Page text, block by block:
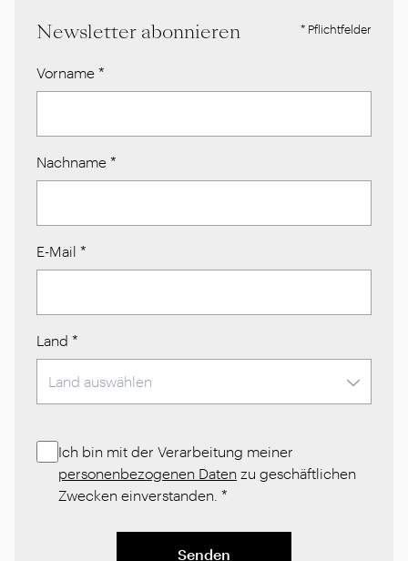
Newsletter abonnieren * Pflichtfelder
Vorname *
Nachname *
E-Mail *
Land *
Ich bin mit der Verarbeitung meiner
personenbezogenen Daten zu geschäftlichen
Zwecken einverstanden. *
Senden